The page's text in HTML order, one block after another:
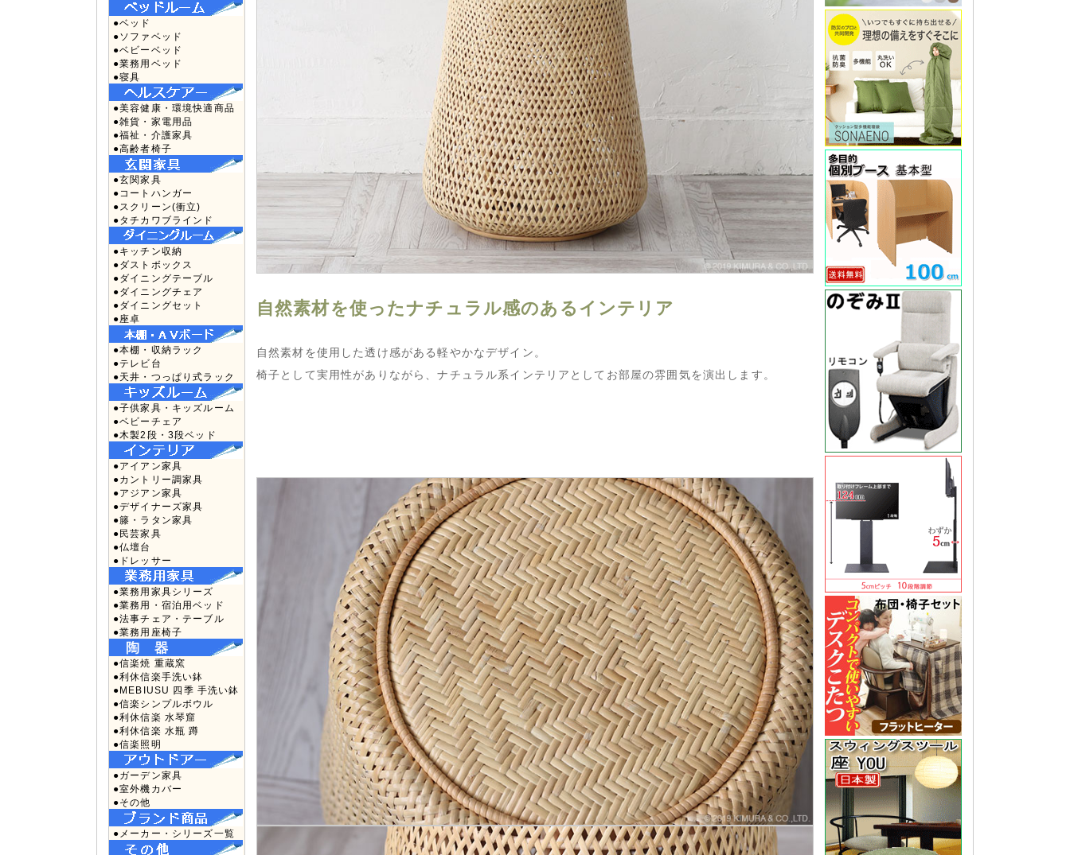
●ベッド
●ソファベッド
●ベビーベッド
●業務用ベッド
●寝具
●美容健康・環境快適商品
●雑貨・家電用品
●福祉・介護家具
●高齢者椅子
●玄関家具
●コートハンガー
●スクリーン(衝立)
●タチカワブラインド
●キッチン収納
●ダストボックス
●ダイニングテーブル
●ダイニングチェア
●ダイニングセット
●座卓
●本棚・収納ラック
●テレビ台
●天井・つっぱり式ラック
●子供家具・キッズルーム
●ベビーチェア
●木製2段・3段ベッド
●アイアン家具
●カントリー調家具
●アジアン家具
●デザイナーズ家具
●籐・ラタン家具
●民芸家具
●仏壇台
●ドレッサー
●業務用家具シリーズ
●業務用・宿泊用ベッド
●法事チェア・テーブル
●業務用座椅子
●信楽焼 重蔵窯
●利休信楽手洗い鉢
●MEBIUSU 四季 手洗い鉢
●信楽シンプルボウル
●利休信楽 水琴窟
●利休信楽 水瓶 蹲
●信楽照明
●ガーデン家具
●室外機カバー
●その他
●メーカー・シリーズ一覧
自然素材を使ったナチュラル感のあるインテリア
自然素材を使用した透け感がある軽やかなデザイン。
椅子として実用性がありながら、ナチュラル系インテリアとしてお部屋の雰囲気を演出します。